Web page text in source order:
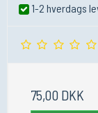
1-2 hverdags
75,00 DKK